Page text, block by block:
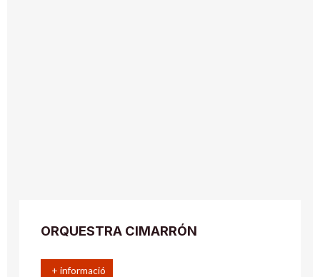
ORQUESTRA CIMARRÓN
+ informació